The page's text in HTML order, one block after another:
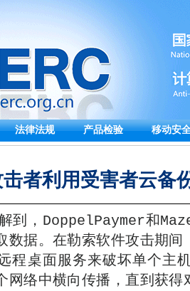
法律法规 产品检验 移动安
击者利用受害者云
到，DoppelPaymer和
数据。在勒索软件攻击期
程桌面服务来破坏单个主
网络中横向传播，直到获